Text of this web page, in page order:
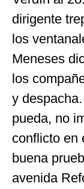
dirigente
los
Meneses
los
y
pueda, no
conflicto en
buena
avenida